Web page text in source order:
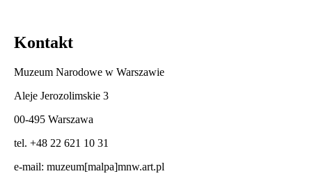
Kontakt
Muzeum Narodowe w Warszawie
Aleje Jerozolimskie 3
00-495 Warszawa
tel. +48 22 621 10 31
e-mail: muzeum[malpa]mnw.art.pl